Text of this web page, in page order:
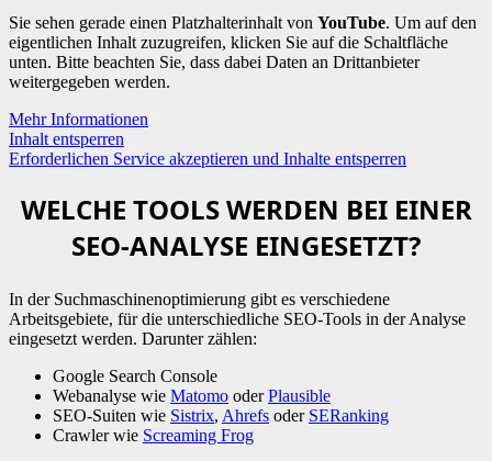
Sie sehen gerade einen Platzhalterinhalt von YouTube. Um auf den
eigentlichen Inhalt zuzugreifen, klicken Sie auf die Schaltfläche
unten. Bitte beachten Sie, dass dabei Daten an Drittanbieter
weitergegeben werden.
Mehr Informationen
Inhalt entsperren
Erforderlichen Service akzeptieren und Inhalte entsperren
WELCHE TOOLS WERDEN BEI EINER
SEO-ANALYSE EINGESETZT?
In der Suchmaschinenoptimierung gibt es verschiedene
Arbeitsgebiete, für die unterschiedliche SEO-Tools in der Analyse
eingesetzt werden. Darunter zählen:
Google Search Console
Webanalyse wie Matomo oderPlausible
SEO-Suiten wie Sistrix, Ahrefs oder SERanking
Crawler wie Screaming Frog